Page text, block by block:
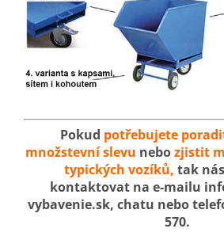
Pokud potřebujete
množstevní slevu nebozjistit
typických vozíků, tak
kontaktovat na e-mailu
vybavenie.sk, chatu nebo
570.